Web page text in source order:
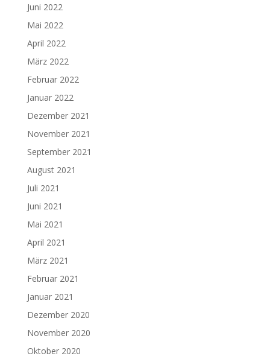
Juni 2022
Mai 2022
April 2022
März 2022
Februar 2022
Januar 2022
Dezember 2021
November 2021
September 2021
August 2021
Juli 2021
Juni 2021
Mai 2021
April 2021
März 2021
Februar 2021
Januar 2021
Dezember 2020
November 2020
Oktober 2020